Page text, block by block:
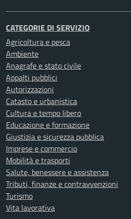
CATEGORIE DI SERVIZIO
Agricoltura e pesca
Ambiente
Anagrafe e stato civile
Appalti pubblici
Autorizzazioni
Catasto e urbanistica
Cultura e tempo libero
Educazione e formazione
Giustizia e sicurezza pubblica
Imprese e commercio
Mobilità e trasporti
Salute, benessere e assistenza
Tributi, finanze e contravvenzioni
Turismo
Vita lavorativa